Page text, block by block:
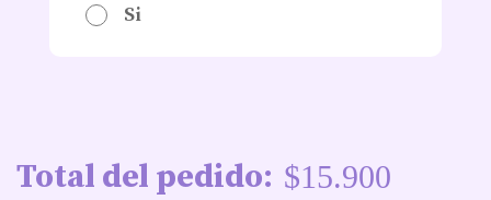
Si
Total del pedido: $15.900